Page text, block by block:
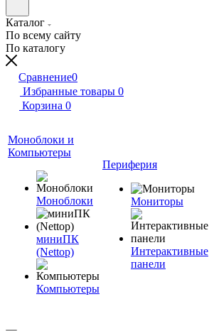
Каталог
По всему сайту
По каталогу
Сравнение0
Избранные товары 0
Корзина 0
Моноблоки и
Компьютеры
Моноблоки
миниПК
(Nettop)
Компьютеры
Периферия
Мониторы
Интерактивные
панели